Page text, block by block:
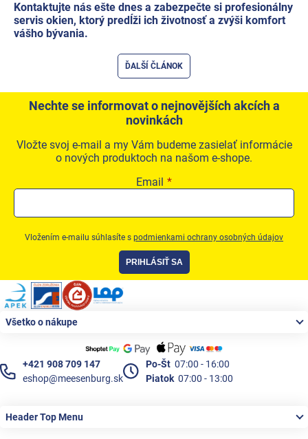
Kontaktujte nás ešte dnes a zabezpečte si profesionálny
servis okien, ktorý predĺži ich životnosť a zvýši komfort
vášho bývania.
ĎALŠÍ ČLÁNOK
Nechte se informovat o nejnovějších akcích a
novinkách
Vložte svoj e-mail a my Vám budeme zasielať informácie
o nových produktoch na našom e-shope.
Email
Vložením e-mailu súhlasíte s podmienkami ochrany osobných údajov
PRIHLÁSIŤ SA
Zápätie
Všetko o nákupe
+421 908 709 147
eshop@meesenburg.sk
Po-Št 07:00 - 16:00
Piatok 07:00 - 13:00
Header Top Menu